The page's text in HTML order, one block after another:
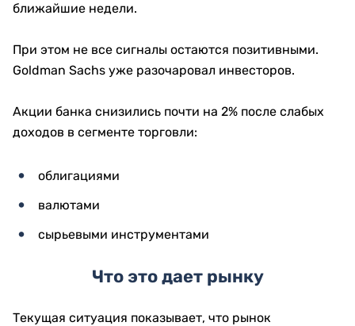
ближайшие недели.
При этом не все сигналы остаются позитивными.
Goldman Sachs уже разочаровал инвесторов.
Акции банка снизились почти на 2% после слабых
доходов в сегменте торговли:
облигациями
валютами
сырьевыми инструментами
Что это дает рынку
Текущая ситуация показывает, что рынок